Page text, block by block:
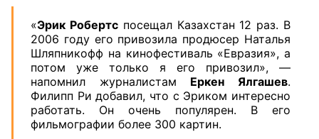
«Эрик Робертспосещал Казахстан 12 раз. В
2006 году его привозила продюсер Наталья
Шляпникофф на кинофестиваль «Евразия», а
потом уже только я его привозил», —
напомнил журналистам Еркен Ялгашев.
Филипп Ри добавил, что с Эриком интересно
работать. Он очень популярен. В его
фильмографии более 300 картин.